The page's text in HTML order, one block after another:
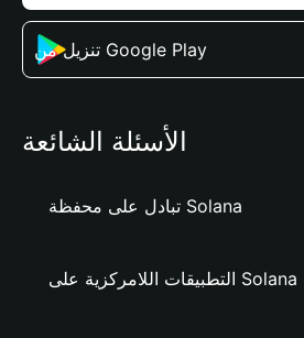
تنزيل من Google Play
الأسئلة الشائعة
تبادل على محفظة Solana
التطبيقات اللامركزية على Solana